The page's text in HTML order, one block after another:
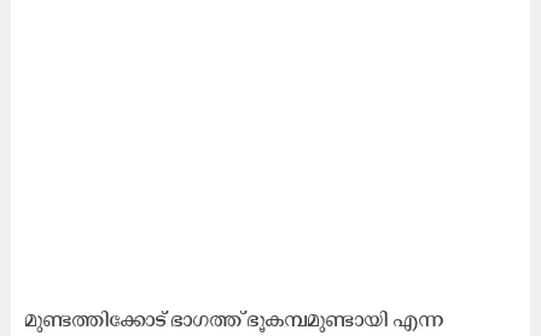
മുണ്ടത്തിക്കോട് ഭാഗത്ത് ഭൂകമ്പമുണ്ടായി എന്ന